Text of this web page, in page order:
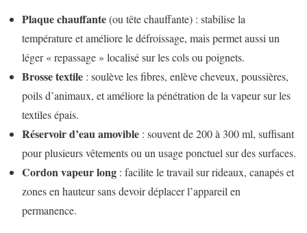
Plaque chauffante(ou tête chauffante) : stabilise la
température et améliore le défroissage, mais permet aussi un
léger « repassage » localisé sur les cols ou poignets.
Brosse textile : soulève les fibres, enlève cheveux, poussières,
poils d’animaux, et améliore la pénétration de la vapeur sur les
textiles épais.
Réservoir d’eau amovible : souvent de 200 à 300 ml, suffisant
pour plusieurs vêtements ou un usage ponctuel sur des surfaces.
Cordon vapeur long : facilite le travail sur rideaux, canapés et
zones en hauteur sans devoir déplacer l’appareil en
permanence.